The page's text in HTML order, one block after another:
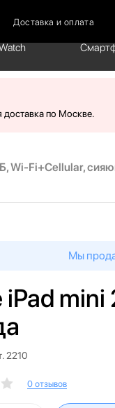
Доставка и оплата
по Москве.
Wi-Fi+Cellular,
Мы
iPad
2210
0 отзывов